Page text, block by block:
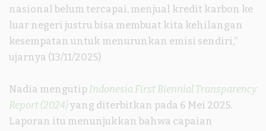
nasional belum tercapai, menjual kredit karbon ke
luar negeri justru bisa membuat kita kehilangan
kesempatan untuk menurunkan emisi sendiri,”
ujarnya (13/11/2025)
Nadia mengutipIndonesia First Biennial Transparency
Report (2024)yang diterbitkan pada 6 Mei 2025.
Laporan itu menunjukkan bahwa capaian